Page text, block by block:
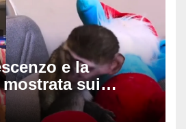
e la
sui
esposti, cosa